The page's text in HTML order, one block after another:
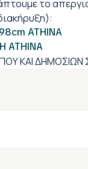
το
ATHINA
ATHINA
ΚΑΙ ΔΗΜΟΣΙΩΝ